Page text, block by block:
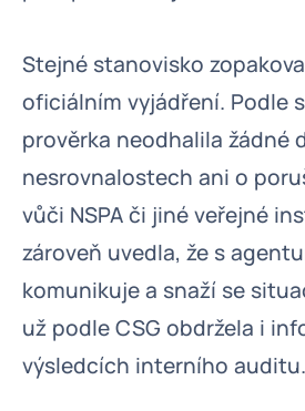
Stejné stanovisko
oficiálním vyjádření. Podle
prověrka neodhalila žádné
nesrovnalostech ani o
vůči NSPA či jiné veřejné
zároveň uvedla, že s
komunikuje a snaží se
už podle CSG obdržela i
výsledcích interního auditu.